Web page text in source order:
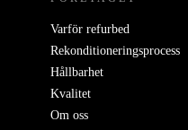
Varför refurbed
Rekonditioneringsprocess
Hållbarhet
Kvalitet
Om oss